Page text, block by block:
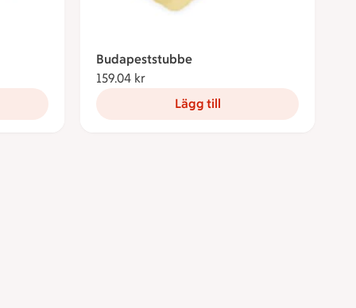
Budapeststubbe
159.04 kr
Lägg till